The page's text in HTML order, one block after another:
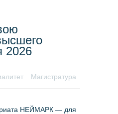
Магистратура
2026
НЕЙМАРК — для